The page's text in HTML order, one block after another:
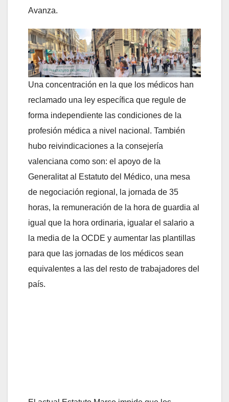
Avanza.
Una concentración en la que los médicos han
reclamado una ley específica que regule de
forma independiente las condiciones de la
profesión médica a nivel nacional. También
hubo reivindicaciones a la consejería
valenciana como son: el apoyo de la
Generalitat al Estatuto del Médico, una mesa
de negociación regional, la jornada de 35
horas, la remuneración de la hora de guardia al
igual que la hora ordinaria, igualar el salario a
la media de la OCDE y aumentar las plantillas
para que las jornadas de los médicos sean
equivalentes a las del resto de trabajadores del
país.